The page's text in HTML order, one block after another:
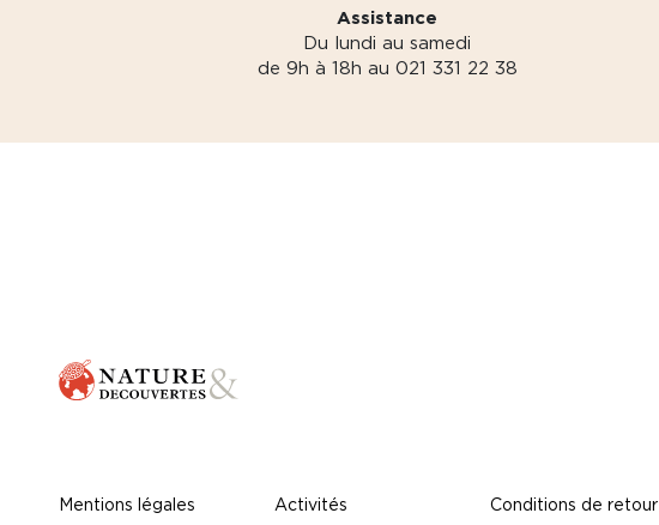
Assistance
Du lundi au samedi
de 9h à 18h au 021 331 22 38
Mentions légales Activités Conditions de retour